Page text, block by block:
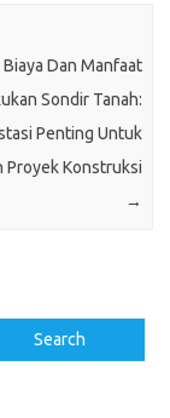
Dan Manfaat
Sondir Tanah:
Penting Untuk
Proyek Konstruksi
→
Search